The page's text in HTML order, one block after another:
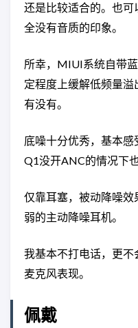
还是比较适合的。也
全没有音质的印象。
所幸，MIUI系统自带
定程度上缓解低频量
有没有。
底噪十分优秀，基本
Q1没开ANC的情况下也
仅靠耳塞，被动降噪
弱的主动降噪耳机。
我基本不打电话，更
麦克风表现。
佩戴